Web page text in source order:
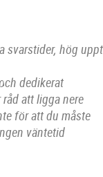
svarstider, hög
dedikerat
att ligga nere
för att du måste
väntetid